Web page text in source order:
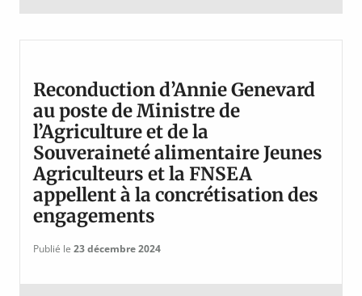
Reconduction d’Annie Genevard
au poste de Ministre de
l’Agriculture et de la
Souveraineté alimentaire Jeunes
Agriculteurs et la FNSEA
appellent à la concrétisation des
engagements
Publié le 23 décembre 2024